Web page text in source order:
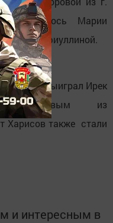
досталось Марии
Сафиуллиной.
место выиграл Ирек
Харисовым из
Харисов также стали
и интересным в